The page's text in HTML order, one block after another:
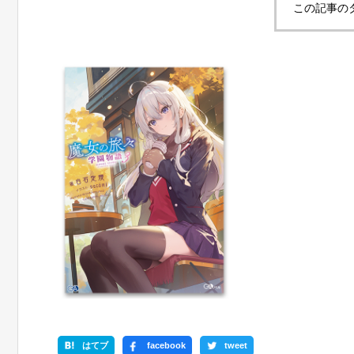
この記事の
はてブ facebook tweet